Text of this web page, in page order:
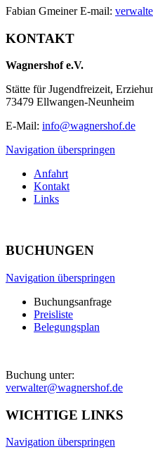
Fabian Gmeiner E-mail:
KONTAKT
Wagnershof e.V.
Stätte für Jugendfreizeit,
73479 Ellwangen-Neunheim
E-Mail: info@wagnershof.de
Navigation überspringen
Anfahrt
Kontakt
Links
BUCHUNGEN
Navigation überspringen
Buchungsanfrage
Preisliste
Belegungsplan
Buchung unter:
verwalter@wagnershof.de
WICHTIGE LINKS
Navigation überspringen